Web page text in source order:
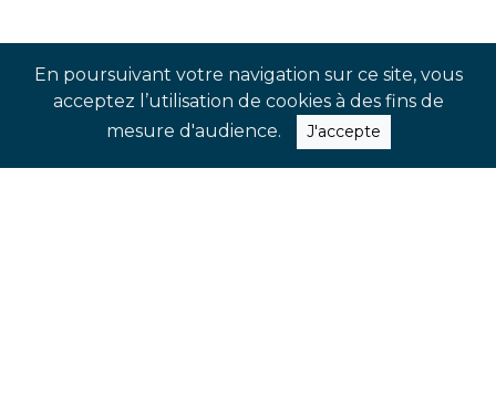
En poursuivant votre navigation sur ce site, vous
acceptez l’utilisation de cookies à des fins de
mesure d'audience.
J'accepte